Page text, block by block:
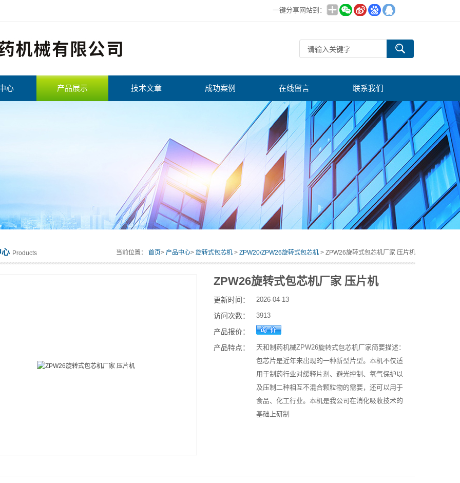
一键分享网站到：
心 产品展示 技术文章 成功案例 在线留言 联系我们
心 Products 当前位置： 首页> 产品中心> 旋转式包芯机 > ZPW20/ZPW26旋转式包芯机 > ZPW26旋转式包芯机厂家 压片机
ZPW26旋转式包芯机厂家 压片机
更新时间： 2026-04-13
访问次数： 3913
产品报价：
产品特点：
天和制药机械ZPW26旋转式包芯机厂家简要描述：
包芯片是近年来出现的一种新型片型。本机不仅适
用于制药行业对缓释片剂、避光控制、氧气保护以
及压制二种相互不混合颗粒物的需要，还可以用于
食品、化工行业。本机是我公司在消化吸收技术的
基础上研制